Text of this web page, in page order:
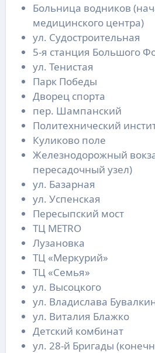
Больница водников
медицинского центра)
ул. Судостроительная
5-я станция Большого
ул. Тенистая
Парк Победы
Дворец спорта
пер. Шампанский
Политехнический
Куликово поле
Железнодорожный
пересадочный узел)
ул. Базарная
ул. Успенская
Пересыпский мост
ТЦ METRO
Лузановка
ТЦ «Меркурий»
ТЦ «Семья»
ул. Высоцкого
ул. Владислава
ул. Виталия Блажко
Детский комбинат
ул. 28-й Бригады